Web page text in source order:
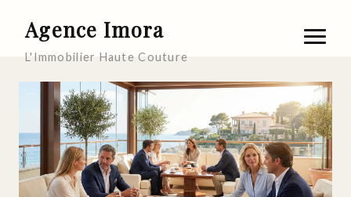
Agence Imora
L'Immobilier Haute Couture